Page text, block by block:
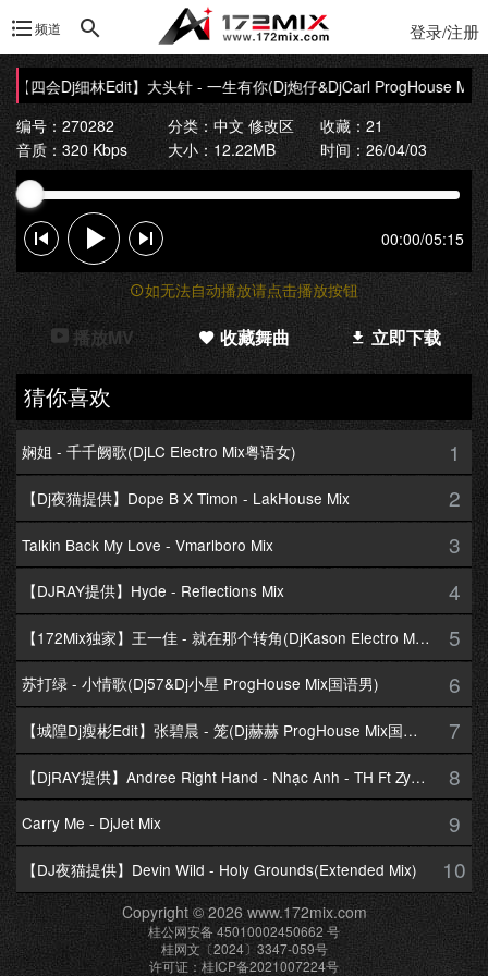
频道 登录/注册
【四会Dj细林Edit】大头针 - 一生有你(Dj炮仔&DjCarl ProgHouse Mix
编号：270282
分类：中文 修改区
收藏：21
音质：320 Kbps
大小：12.22MB 时间：26/04/03
00:00/05:15
如无法自动播放请点击播放按钮
播放MV 收藏舞曲 立即下载
猜你喜欢
娴姐 - 千千阙歌(DjLC Electro Mix粤语女) 1
【Dj夜猫提供】Dope B X Timon - LakHouse Mix 2
Talkin Back My Love - Vmarlboro Mix 3
【DJRAY提供】Hyde - Reflections Mix 4
【172Mix独家】王一佳 - 就在那个转角(DjKason Electro Mix国语女) 5
苏打绿 - 小情歌(Dj57&Dj小星 ProgHouse Mix国语男) 6
【城隍Dj瘦彬Edit】张碧晨 - 笼(Dj赫赫 ProgHouse Mix国语女) 7
【DjRAY提供】Andree Right Hand - Nhạc Anh - TH Ft Zym Mix 8
Carry Me - DjJet Mix 9
【DJ夜猫提供】Devin Wild - Holy Grounds(Extended Mix) 10
Copyright © 2026 www.172mix.com
桂公网安备 45010002450662 号
桂网文〔2024〕3347-059号
许可证：桂ICP备2021007224号